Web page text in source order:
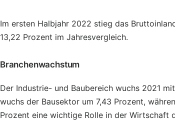
Im ersten Halbjahr 2022 stieg das
13,22 Prozent im Jahresvergleich.
Branchenwachstum
Der Industrie- und Baubereich wuchs 2021
wuchs der Bausektor um 7,43 Prozent,
Prozent eine wichtige Rolle in der Wirtschaft